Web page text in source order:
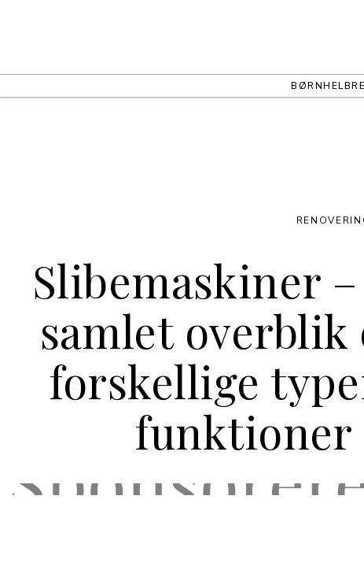
BØRN
Slibemaskiner
samlet overblik
forskellige
funktioner